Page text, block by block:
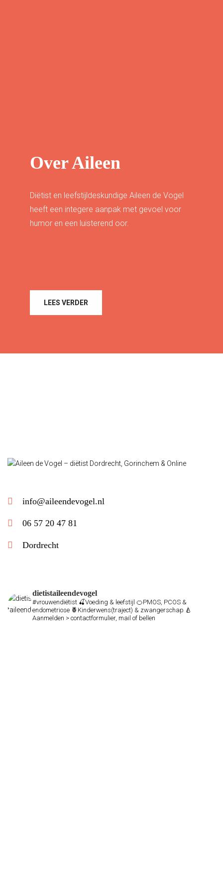
Over Aileen
Diëtist en leefstijldeskundige Aileen de Vogel
heeft een integere aanpak met gevoel voor
humor en een luisterend oor.
LEES VERDER
info@aileendevogel.nl
06 57 20 47 81
Dordrecht
dietistaileendevogel
#vrouwendiëtist 🍒Voeding & leefstijl 🍊PMOS, PCOS &
endometriose 🍍Kinderwens(traject) & zwangerschap 🍐
Aanmelden > contactformulier, mail of bellen